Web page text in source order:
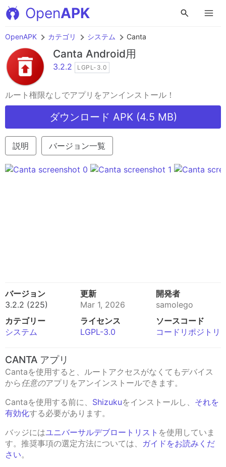
OpenAPK
OpenAPK カテゴリ システム Canta
Canta Android用
3.2.2 LGPL-3.0
ルート権限なしでアプリをアンインストール！
ダウンロード APK (4.5 MB)
説明 バージョン一覧
バージョン
3.2.2 (225)
更新
Mar 1, 2026
開発者
samolego
カテゴリー
システム
ライセンス
LGPL-3.0
ソースコード
コードリポジトリ
CANTA アプリ
Cantaを使用すると、ルートアクセスがなくてもデバイス
から任意のアプリをアンインストールできます。
Cantaを使用する前に、 Shizukuをインストールし、 それを
有効化する必要があります。
バッジにはユニバーサルデブロートリスト を使用していま
す。推奨事項の選定方法については、 ガイドをお読みくだ
さい。